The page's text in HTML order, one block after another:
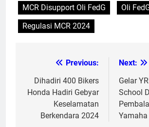
MCR Disupport Oli FedG
Oli
Regulasi MCR 2024
navigation
Previous:
Dihadiri 400 Bikers
Honda Hadiri Gebyar
Keselamatan
Berkendara 2024
Next:
Gelar
School
Yamaha